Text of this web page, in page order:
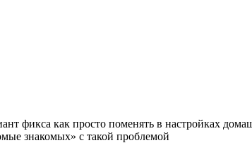
фикса как просто поменять в настройках
знакомых» с такой проблемой